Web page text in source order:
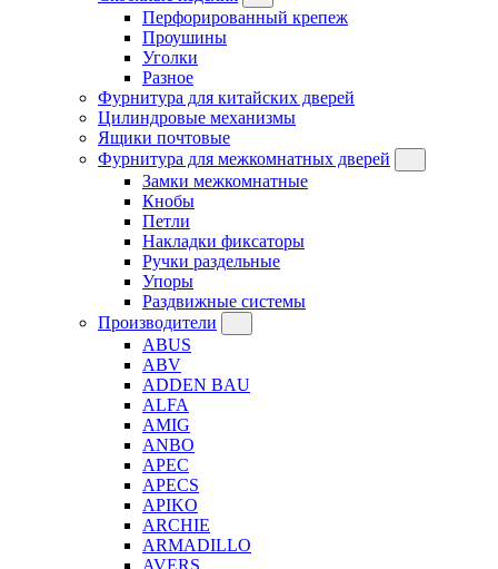
Перфорированный крепеж
Проушины
Уголки
Разное
Фурнитура для китайских дверей
Цилиндровые механизмы
Ящики почтовые
Фурнитура для межкомнатных дверей
Замки межкомнатные
Кнобы
Петли
Накладки фиксаторы
Ручки раздельные
Упоры
Раздвижные системы
Производители
ABUS
ABV
ADDEN BAU
ALFA
AMIG
ANBO
APEC
APECS
APIKO
ARCHIE
ARMADILLO
AVERS